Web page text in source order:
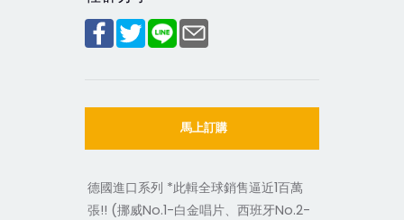
馬上訂購
德國進口系列 *此輯全球銷售逼近1百萬
張!! (挪威No.1-白金唱片、西班牙No.2-